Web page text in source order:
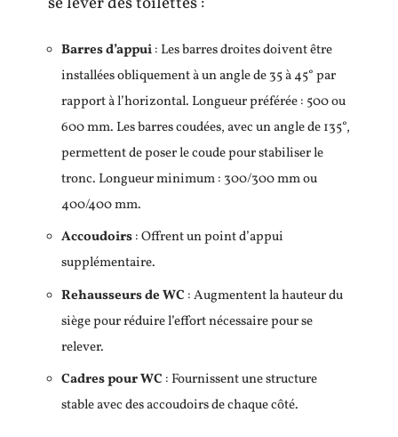
Barres d’appui: Les barres droites doivent être
installées obliquement à un angle de 35 à 45° par
rapport à l’horizontal. Longueur préférée : 500 ou
600 mm. Les barres coudées, avec un angle de 135°,
permettent de poser le coude pour stabiliser le
tronc. Longueur minimum : 300/300 mm ou
400/400 mm.
Accoudoirs: Offrent un point d’appui
supplémentaire.
Rehausseurs de WC : Augmentent la hauteur du
siège pour réduire l’effort nécessaire pour se
relever.
Cadres pour WC : Fournissent une structure
stable avec des accoudoirs de chaque côté.